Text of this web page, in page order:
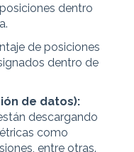
dentro
de posiciones
dentro de
de datos):
descargando
como
entre otras.